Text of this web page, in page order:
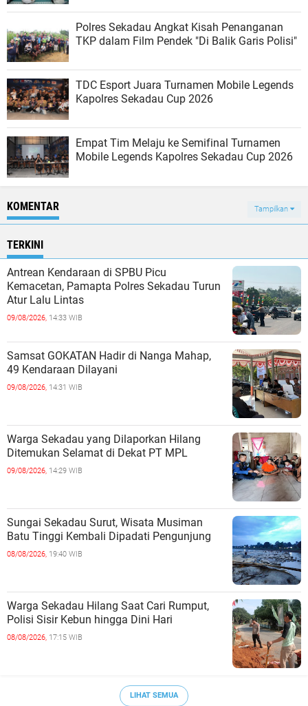
Polres Sekadau Angkat Kisah Penanganan
TKP dalam Film Pendek "Di Balik Garis Polisi"
TDC Esport Juara Turnamen Mobile Legends
Kapolres Sekadau Cup 2026
Empat Tim Melaju ke Semifinal Turnamen
Mobile Legends Kapolres Sekadau Cup 2026
KOMENTAR Tampilkan
TERKINI
Antrean Kendaraan di SPBU Picu
Kemacetan, Pamapta Polres Sekadau Turun
Atur Lalu Lintas
09/08/2026, 14:33 WIB
Samsat GOKATAN Hadir di Nanga Mahap,
49 Kendaraan Dilayani
09/08/2026, 14:31 WIB
Warga Sekadau yang Dilaporkan Hilang
Ditemukan Selamat di Dekat PT MPL
09/08/2026, 14:29 WIB
Sungai Sekadau Surut, Wisata Musiman
Batu Tinggi Kembali Dipadati Pengunjung
08/08/2026, 19:40 WIB
Warga Sekadau Hilang Saat Cari Rumput,
Polisi Sisir Kebun hingga Dini Hari
08/08/2026, 17:15 WIB
LIHAT SEMUA